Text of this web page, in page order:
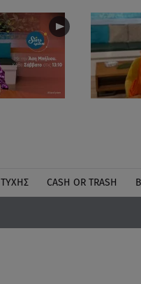
CASH OR TRASH